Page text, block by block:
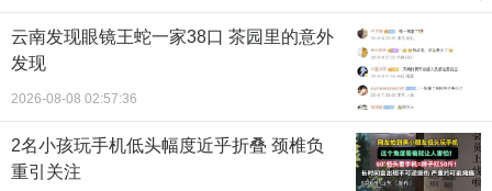
云南发现眼镜王蛇一家38口 茶园里的意外
发现
2026-08-08 02:57:36
2名小孩玩手机低头幅度近乎折叠 颈椎负
重引关注